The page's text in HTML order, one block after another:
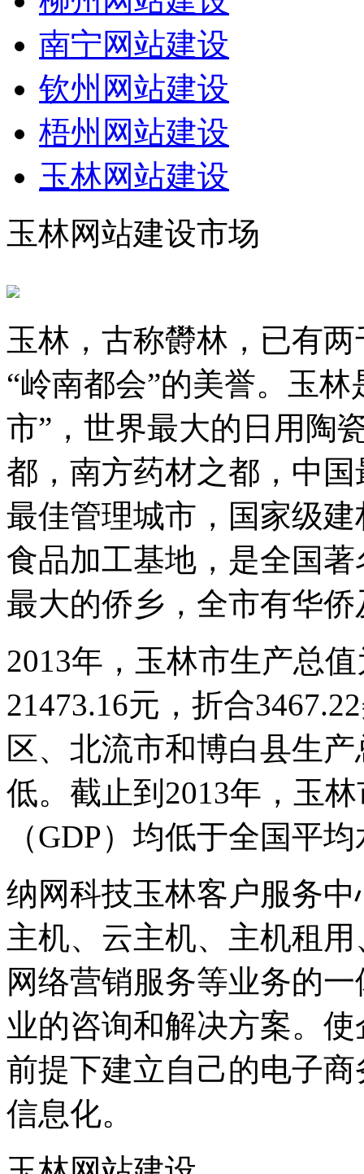
南宁网站建设
钦州网站建设
梧州网站建设
玉林网站建设
玉林网站建设市场
玉林，古称欎林，已有
“岭南都会”的美誉。玉
市”，世界最大的日用陶
都，南方药材之都，中
最佳管理城市，国家级
食品加工基地，是全国
最大的侨乡，全市有华
2013年，玉林市生产总
21473.16元，折合
区、北流市和博白县生
低。截止到2013年，玉
（GDP）均低于全国平
纳网科技玉林客户服务
主机、云主机、主机租
网络营销服务等业务的
业的咨询和解决方案。
前提下建立自己的电子
信息化。